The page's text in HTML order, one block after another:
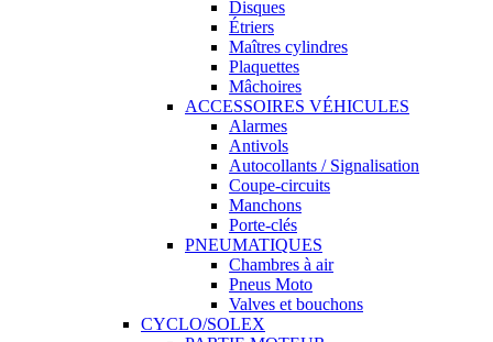
Disques
Étriers
Maîtres cylindres
Plaquettes
Mâchoires
ACCESSOIRES VÉHICULES
Alarmes
Antivols
Autocollants / Signalisation
Coupe-circuits
Manchons
Porte-clés
PNEUMATIQUES
Chambres à air
Pneus Moto
Valves et bouchons
CYCLO/SOLEX